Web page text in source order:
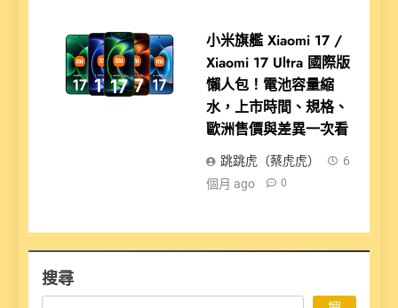
小米旗艦 Xiaomi 17 /
Xiaomi 17 Ultra 國際版
懶人包！電池容量縮
水，上市時間、規格、
歐洲售價與差異一次看
跳跳虎（蔡虎虎）
6
個月 ago
0
搜尋